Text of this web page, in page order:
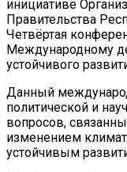
инициативе
Правительства
Четвёртая
Международному
устойчивого
Данный
политической и
вопросов,
изменением
устойчивым